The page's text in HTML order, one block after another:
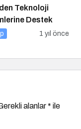
Teknoloji
Destek
1 yıl önce
alanlar* ile